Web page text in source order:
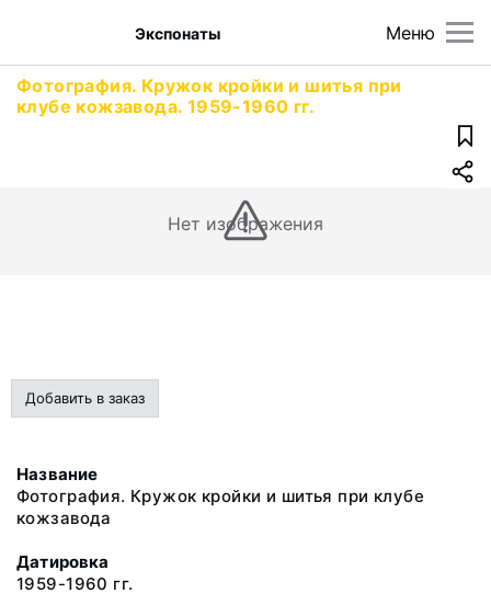
Меню
Экспонаты
Фотография. Кружок кройки и шитья при
клубе кожзавода. 1959-1960 гг.
Нет изображения
Добавить в заказ
Название
Фотография. Кружок кройки и шитья при клубе
кожзавода
Датировка
1959-1960 гг.